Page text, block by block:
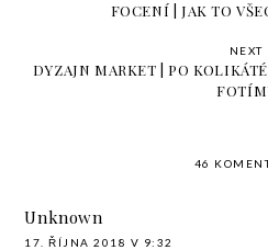
FOCENÍ | JAK TO
NEXT
DYZAJN MARKET | PO
46
Unknown
17. ŘÍJNA 2018 V 9:32